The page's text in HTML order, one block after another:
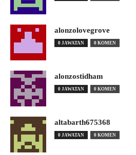
alonzolovegrove
0 JAWATAN 0 KOMEN
alonzostidham
0 JAWATAN 0 KOMEN
altabarth675368
0 JAWATAN 0 KOMEN